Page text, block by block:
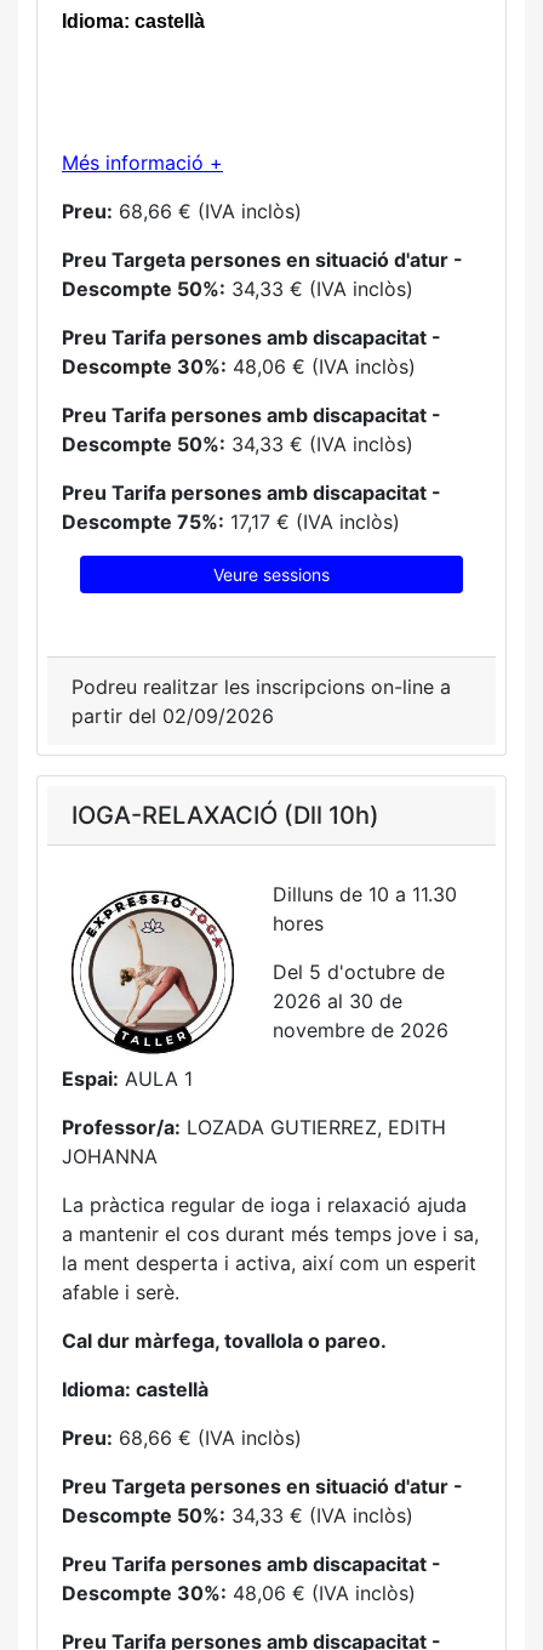
Idioma: castellà
Més informació +
Preu: 68,66 € (IVA inclòs)
Preu Targeta persones en situació d'atur -
Descompte 50%: 34,33 € (IVA inclòs)
Preu Tarifa persones amb discapacitat -
Descompte 30%: 48,06 € (IVA inclòs)
Preu Tarifa persones amb discapacitat -
Descompte 50%: 34,33 € (IVA inclòs)
Preu Tarifa persones amb discapacitat -
Descompte 75%: 17,17 € (IVA inclòs)
Veure sessions
Podreu realitzar les inscripcions on-line a
partir del 02/09/2026
IOGA-RELAXACIÓ (Dll 10h)
Dilluns de 10 a 11.30
hores
Del 5 d'octubre de
2026 al 30 de
novembre de 2026
Espai: AULA 1
Professor/a: LOZADA GUTIERREZ, EDITH
JOHANNA
La pràctica regular de ioga i relaxació ajuda
a mantenir el cos durant més temps jove i sa,
la ment desperta i activa, així com un esperit
afable i serè.
Cal dur màrfega, tovallola o pareo.
Idioma: castellà
Preu: 68,66 € (IVA inclòs)
Preu Targeta persones en situació d'atur -
Descompte 50%: 34,33 € (IVA inclòs)
Preu Tarifa persones amb discapacitat -
Descompte 30%: 48,06 € (IVA inclòs)
Preu Tarifa persones amb discapacitat -